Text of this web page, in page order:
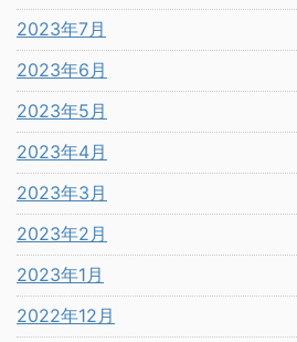
2023年7月
2023年6月
2023年5月
2023年4月
2023年3月
2023年2月
2023年1月
2022年12月